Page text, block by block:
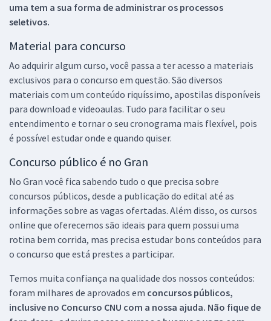
uma tem a sua forma de administrar os processos
seletivos.
Material para concurso
Ao adquirir algum curso, você passa a ter acesso a materiais
exclusivos para o concurso em questão. São diversos
materiais com um conteúdo riquíssimo, apostilas disponíveis
para download e videoaulas. Tudo para facilitar o seu
entendimento e tornar o seu cronograma mais flexível, pois
é possível estudar onde e quando quiser.
Concurso público é no Gran
No Gran você fica sabendo tudo o que precisa sobre
concursos públicos, desde a publicação do edital até as
informações sobre as vagas ofertadas. Além disso, os cursos
online que oferecemos são ideais para quem possui uma
rotina bem corrida, mas precisa estudar bons conteúdos para
o concurso que está prestes a participar.
Temos muita confiança na qualidade dos nossos conteúdos:
foram milhares de aprovados em concursos públicos,
inclusive no Concurso CNU com a nossa ajuda. Não fique de